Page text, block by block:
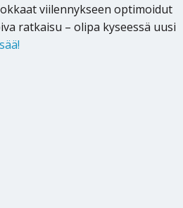
viilennykseen optimoidut
ratkaisu – olipa kyseessä uusi